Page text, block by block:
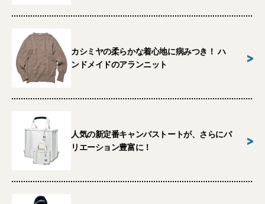
カシミヤの柔らかな着心地に病みつき！ ハ
ンドメイドのアランニット
>
人気の新定番キャンバストートが、さらにバ
リエーション豊富に！
>